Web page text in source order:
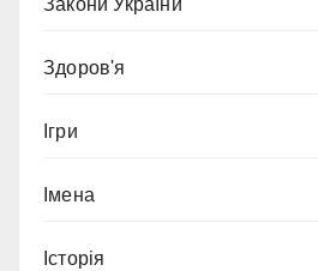
Закони України
Здоров'я
Ігри
Імена
Історія